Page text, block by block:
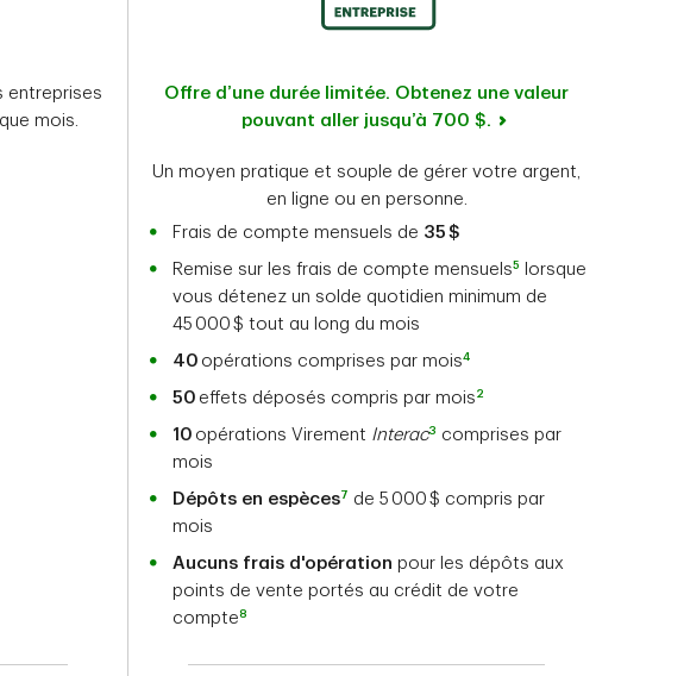
entreprises
mois.
Offre d’une durée limitée. Obtenez une valeur
pouvant aller jusqu’à 700 $.
Un moyen pratique et souple de gérer votre argent,
en ligne ou en personne.
Frais de compte mensuels de 35 $
Remise sur les frais de compte mensuels5
lorsque
vous détenez un solde quotidien minimum de
45 000 $ tout au long du mois
40 opérations comprises par mois4
50 effets déposés compris par mois 2
10 opérations Virement Interac3 comprises par
mois
Dépôts en espèces7 de 5 000 $ compris par
mois
Aucuns frais d'opération pour les dépôts aux
points de vente portés au crédit de votre
compte8